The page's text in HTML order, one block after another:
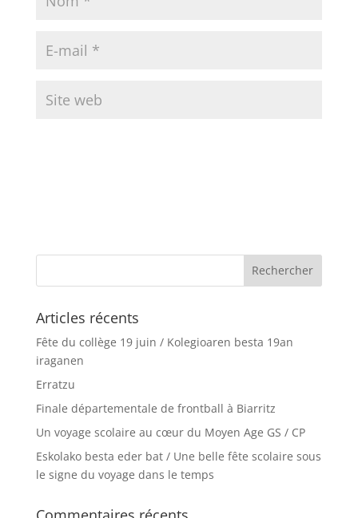
Articles récents
Fête du collège 19 juin / Kolegioaren besta 19an
iraganen
Erratzu
Finale départementale de frontball à Biarritz
Un voyage scolaire au cœur du Moyen Age GS / CP
Eskolako besta eder bat / Une belle fête scolaire sous
le signe du voyage dans le temps